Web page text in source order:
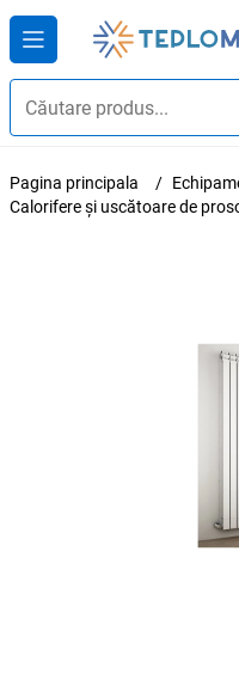
Pagina principala
Calorifere și uscătoare de